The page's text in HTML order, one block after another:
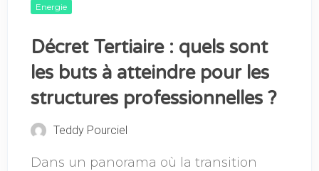
Energie
Décret Tertiaire : quels sont
les buts à atteindre pour les
structures professionnelles ?
Teddy Pourciel
Dans un panorama où la transition